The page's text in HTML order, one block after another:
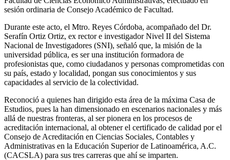
sesión ordinaria de Consejo Académico de Facultad.
Durante este acto, el Mtro. Reyes Córdoba, acompañado del Dr.
Serafín Ortiz Ortiz, ex rector e investigador Nivel II del Sistema
Nacional de Investigadores (SNI), señaló que, la misión de la
universidad pública, es ser una institución formadora de
profesionistas que, como ciudadanos y personas comprometidas con
su país, estado y localidad, pongan sus conocimientos y sus
capacidades al servicio de la colectividad.
Reconoció a quienes han dirigido esta área de la máxima Casa de
Estudios, pues la han dimensionado en escenarios nacionales y más
allá de nuestras fronteras, al ser pionera en los procesos de
acreditación internacional, al obtener el certificado de calidad por el
Consejo de Acreditación en Ciencias Sociales, Contables y
Administrativas en la Educación Superior de Latinoamérica, A.C.
(CACSLA) para sus tres carreras que ahí se imparten.